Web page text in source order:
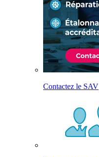
Contactez le SAV